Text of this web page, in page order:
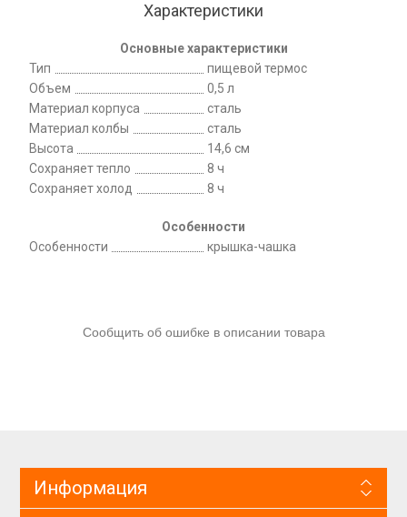
Характеристики
Основные характеристики
Тип
пищевой термос
Объем
0,5 л
Материал корпуса
сталь
Материал колбы
сталь
Высота
14,6 см
Сохраняет тепло
8 ч
Сохраняет холод
8 ч
Особенности
Особенности
крышка-чашка
Сообщить об ошибке в описании товара
Информация